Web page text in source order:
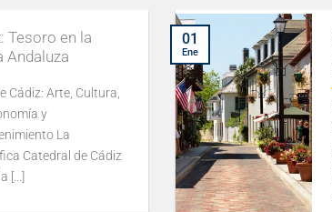
Tesoro en la
Andaluza
Cádiz: Arte, Cultura,
y
La
Catedral de Cádiz
[...]
01
Ene